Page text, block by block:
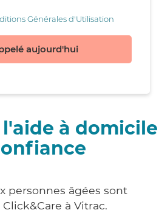
Générales d'Utilisation
aujourd'hui
l'aide à domicile
personnes âgées sont
à Vitrac.